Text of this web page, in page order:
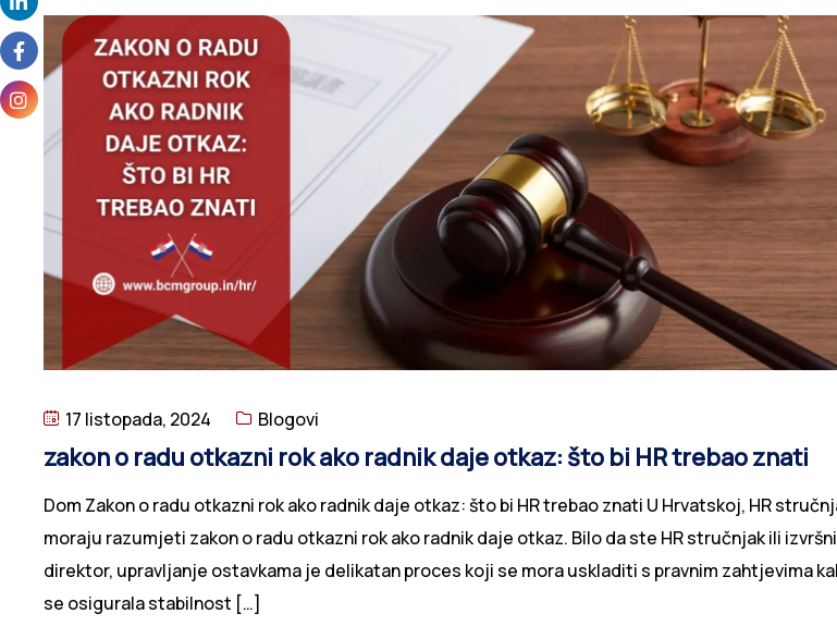
17 listopada, 2024 Blogovi
zakon o radu otkazni rok ako radnik daje otkaz: što bi HR trebao znati
Dom Zakon o radu otkazni rok ako radnik daje otkaz: što bi HR trebao znati U Hrvatskoj, HR
moraju razumjeti zakon o radu otkazni rok ako radnik daje otkaz. Bilo da ste HR stručnjak ili izvršni
direktor, upravljanje ostavkama je delikatan proces koji se mora uskladiti s pravnim zahtjevima
bi se osigurala stabilnost […]